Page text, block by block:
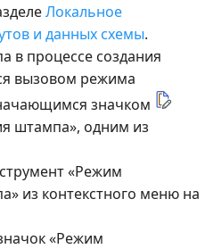
Локальное
и данных схемы.
в процессе создания
вызовом режима
значком
штампа», одним из
«Режим
из контекстного меню на
«Режим